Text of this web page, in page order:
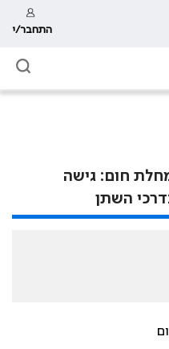
התחבר/י
חום: גישה
השתן